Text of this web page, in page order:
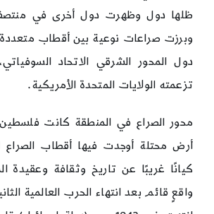
ظلها دول وظهرت دول أخرى في
وبرزت صراعات نوعية بين أقطاب
دول المحور الشرقي الاتحاد
تزعمته الولايات المتحدة الأمريكية.
محور الصراع في المنطقة كانت
أرض محتلة أوجدت فيها أقطاب الصراع
كيانًا غريبًا عن تاريخ وثقافة وعقيدة
واقعٍ قائم بعد انتهاء الحرب العالمية